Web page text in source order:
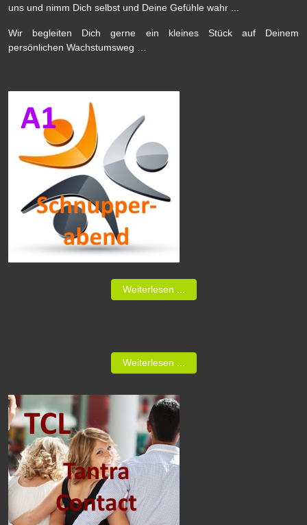
uns und nimm Dich selbst und Deine Gefühle wahr ...
Wir begleiten Dich gerne ein kleines Stück auf Deinem
persönlichen Wachstumsweg …
Weiterlesen ...
Weiterlesen ...